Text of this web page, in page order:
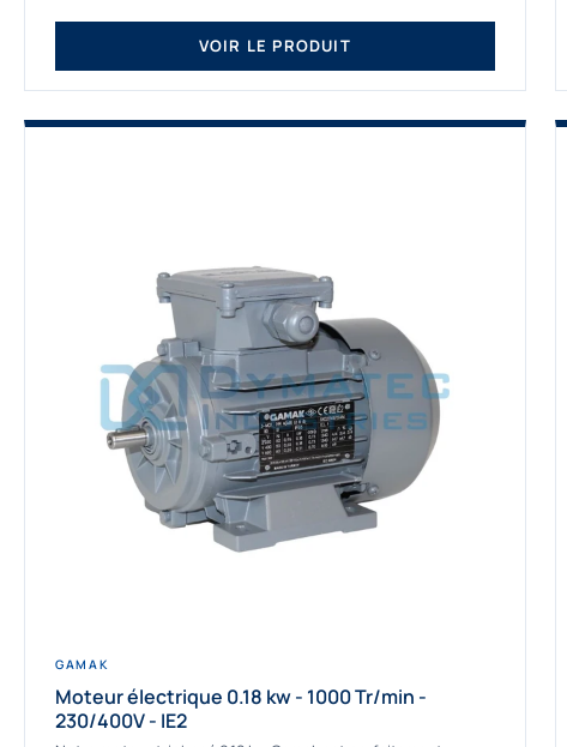
VOIR LE PRODUIT
GAMAK
Moteur électrique 0.18 kw - 1000 Tr/min -
230/400V - IE2